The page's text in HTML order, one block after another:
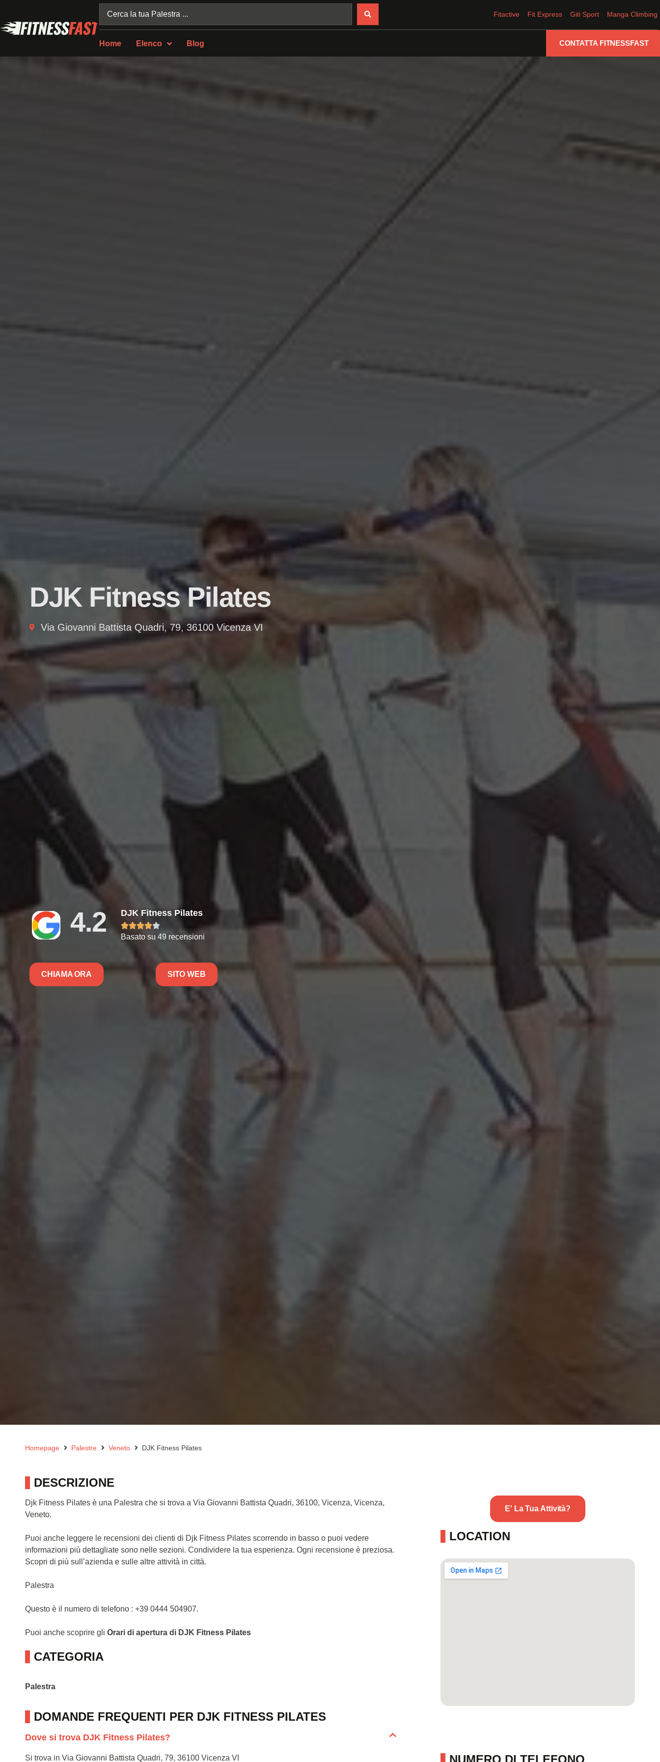
Fitactive Fit Express Giti Sport Manga Climbing
Home Elenco Blog CONTATTA FITNESSFAST
DJK Fitness Pilates
Via Giovanni Battista Quadri, 79, 36100 Vicenza VI
4.2 DJK Fitness Pilates

Basato su 49 recensioni
CHIAMA ORA SITO WEB
Homepage Palestre Veneto DJK Fitness Pilates
DESCRIZIONE
Djk Fitness Pilates è una Palestra che si trova a Via Giovanni Battista Quadri, 36100, Vicenza, Vicenza,
Veneto.
Puoi anche leggere le recensioni dei clienti di Djk Fitness Pilates scorrendo in basso o puoi vedere
informazioni più dettagliate sono nelle sezioni. Condividere la tua esperienza. Ogni recensione è preziosa.
Scopri di più sull’azienda e sulle altre attività in città.
Palestra
Questo è il numero di telefono : +39 0444 504907.
Puoi anche scoprire gli Orari di apertura di DJK Fitness Pilates
CATEGORIA
Palestra
DOMANDE FREQUENTI PER DJK FITNESS PILATES
Dove si trova DJK Fitness Pilates?
Si trova in Via Giovanni Battista Quadri, 79, 36100 Vicenza VI
E' La Tua Attività?
LOCATION